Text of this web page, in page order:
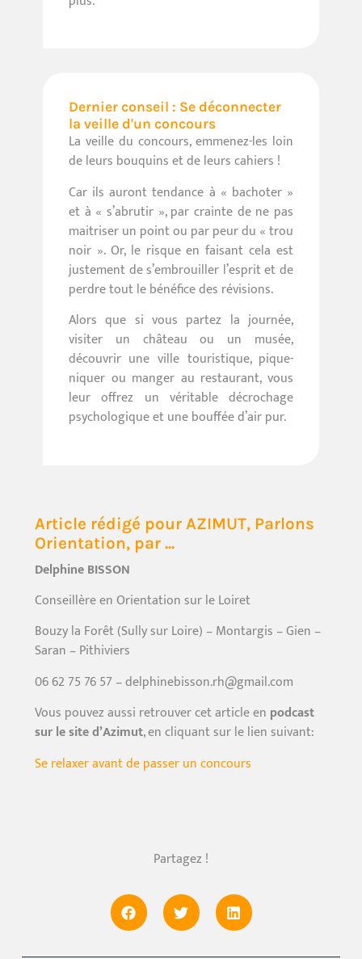
Dernier conseil : Se déconnecter
la veille d'un concours
La veille du concours, emmenez-les loin
de leurs bouquins et de leurs cahiers !
Car ils auront tendance à « bachoter »
et à « s’abrutir », par crainte de ne pas
maitriser un point ou par peur du « trou
noir ». Or, le risque en faisant cela est
justement de s’embrouiller l’esprit et de
perdre tout le bénéfice des révisions.
Alors que si vous partez la journée,
visiter un château ou un musée,
découvrir une ville touristique, pique-
niquer ou manger au restaurant, vous
leur offrez un véritable décrochage
psychologique et une bouffée d’air pur.
Article rédigé pour AZIMUT, Parlons
Orientation, par ...
Delphine BISSON
Conseillère en Orientation sur le Loiret
Bouzy la Forêt (Sully sur Loire) – Montargis – Gien –
Saran – Pithiviers
06 62 75 76 57 – delphinebisson.rh@gmail.com
Vous pouvez aussi retrouver cet article en podcast
sur le site d’Azimut, en cliquant sur le lien suivant:
Se relaxer avant de passer un concours
Partagez !